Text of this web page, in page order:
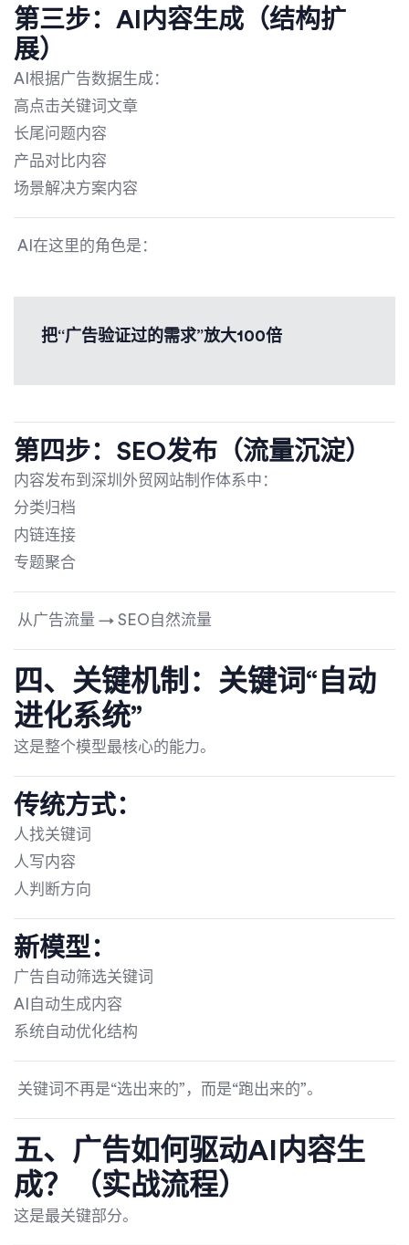
第三步：AI内容生成（结构扩
展）
AI根据广告数据生成：
高点击关键词文章
长尾问题内容
产品对比内容
场景解决方案内容
AI在这里的角色是：
把“广告验证过的需求”放大100倍
第四步：SEO发布（流量沉淀）
内容发布到深圳外贸网站制作体系中：
分类归档
内链连接
专题聚合
从广告流量 → SEO自然流量
四、关键机制：关键词“自动
进化系统”
这是整个模型最核心的能力。
传统方式：
人找关键词
人写内容
人判断方向
新模型：
广告自动筛选关键词
AI自动生成内容
系统自动优化结构
关键词不再是“选出来的”，而是“跑出来的”。
五、广告如何驱动AI内容生
成？（实战流程）
这是最关键部分。